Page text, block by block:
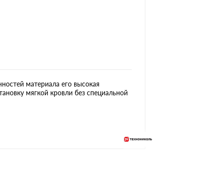
материала его высокая
мягкой кровли без специальной